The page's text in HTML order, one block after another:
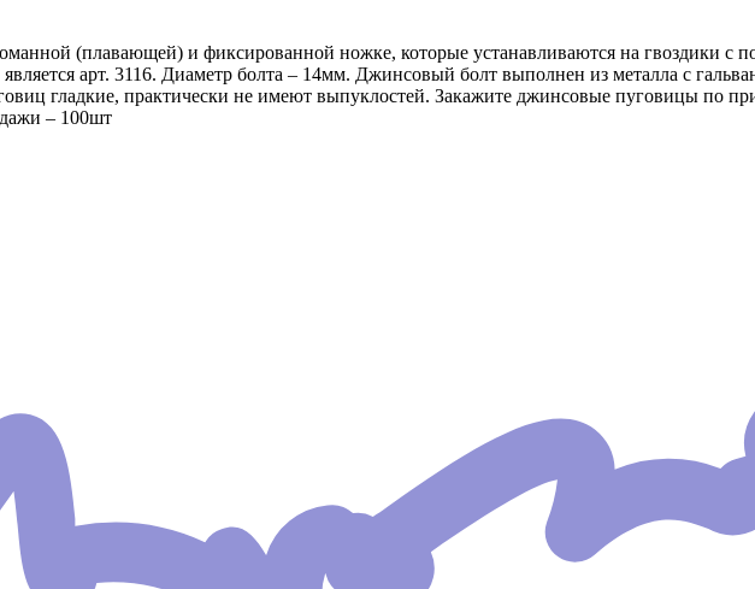
(плавающей) и фиксированной ножке, которые устанавливаются на гвоздики с
арт. 3116. Диаметр болта – 14мм. Джинсовый болт выполнен из металла с
гладкие, практически не имеют выпуклостей. Закажите джинсовые пуговицы по
– 100шт